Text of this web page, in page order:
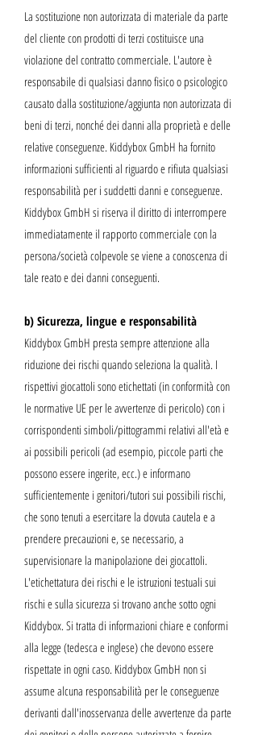
La sostituzione non autorizzata di materiale da parte
del cliente con prodotti di terzi costituisce una
violazione del contratto commerciale. L'autore è
responsabile di qualsiasi danno fisico o psicologico
causato dalla sostituzione/aggiunta non autorizzata di
beni di terzi, nonché dei danni alla proprietà e delle
relative conseguenze. Kiddybox GmbH ha fornito
informazioni sufficienti al riguardo e rifiuta qualsiasi
responsabilità per i suddetti danni e conseguenze.
Kiddybox GmbH si riserva il diritto di interrompere
immediatamente il rapporto commerciale con la
persona/società colpevole se viene a conoscenza di
tale reato e dei danni conseguenti.
b) Sicurezza, lingue e responsabilità
Kiddybox GmbH presta sempre attenzione alla
riduzione dei rischi quando seleziona la qualità. I
rispettivi giocattoli sono etichettati (in conformità con
le normative UE per le avvertenze di pericolo) con i
corrispondenti simboli/pittogrammi relativi all'età e
ai possibili pericoli (ad esempio, piccole parti che
possono essere ingerite, ecc.) e informano
sufficientemente i genitori/tutori sui possibili rischi,
che sono tenuti a esercitare la dovuta cautela e a
prendere precauzioni e, se necessario, a
supervisionare la manipolazione dei giocattoli.
L'etichettatura dei rischi e le istruzioni testuali sui
rischi e sulla sicurezza si trovano anche sotto ogni
Kiddybox. Si tratta di informazioni chiare e conformi
alla legge (tedesca e inglese) che devono essere
rispettate in ogni caso. Kiddybox GmbH non si
assume alcuna responsabilità per le conseguenze
derivanti dall'inosservanza delle avvertenze da parte